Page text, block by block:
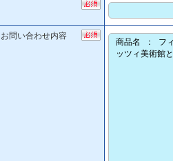
お問い合わせ内容